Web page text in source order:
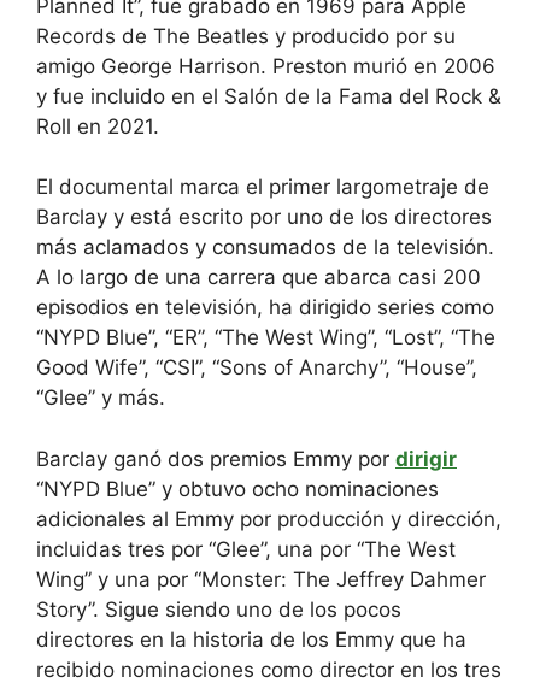
Planned It”, fue grabado en 1969 para Apple
Records de The Beatles y producido por su
amigo George Harrison. Preston murió en 2006
y fue incluido en el Salón de la Fama del Rock &
Roll en 2021.
El documental marca el primer largometraje de
Barclay y está escrito por uno de los directores
más aclamados y consumados de la televisión.
A lo largo de una carrera que abarca casi 200
episodios en televisión, ha dirigido series como
“NYPD Blue”, “ER”, “The West Wing”, “Lost”, “The
Good Wife”, “CSI”, “Sons of Anarchy”, “House”,
“Glee” y más.
Barclay ganó dos premios Emmy por dirigir
“NYPD Blue” y obtuvo ocho nominaciones
adicionales al Emmy por producción y dirección,
incluidas tres por “Glee”, una por “The West
Wing” y una por “Monster: The Jeffrey Dahmer
Story”. Sigue siendo uno de los pocos
directores en la historia de los Emmy que ha
recibido nominaciones como director en los tres